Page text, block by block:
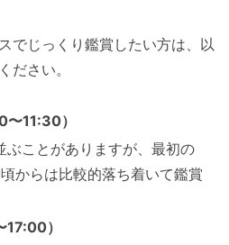
でじっくり鑑賞したい方は、以
ださい。
11:30）
ぶことがありますが、最初の
からは比較的落ち着いて鑑賞
）